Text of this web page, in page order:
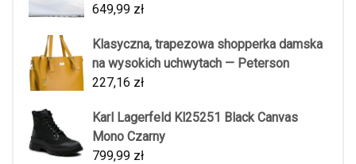
649,99 zł
Klasyczna, trapezowa shopperka damska
na wysokich uchwytach — Peterson
227,16 zł
Karl Lagerfeld Kl25251 Black Canvas
Mono Czarny
799,99 zł